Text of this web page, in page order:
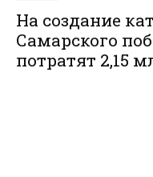
На создание
Самарского
потратят 2,15